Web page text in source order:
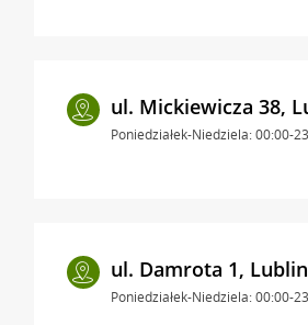
ul. Mickiewicza 38,
Poniedziałek-Niedziela: 00:00-
ul. Damrota 1,
Poniedziałek-Niedziela: 00:00-